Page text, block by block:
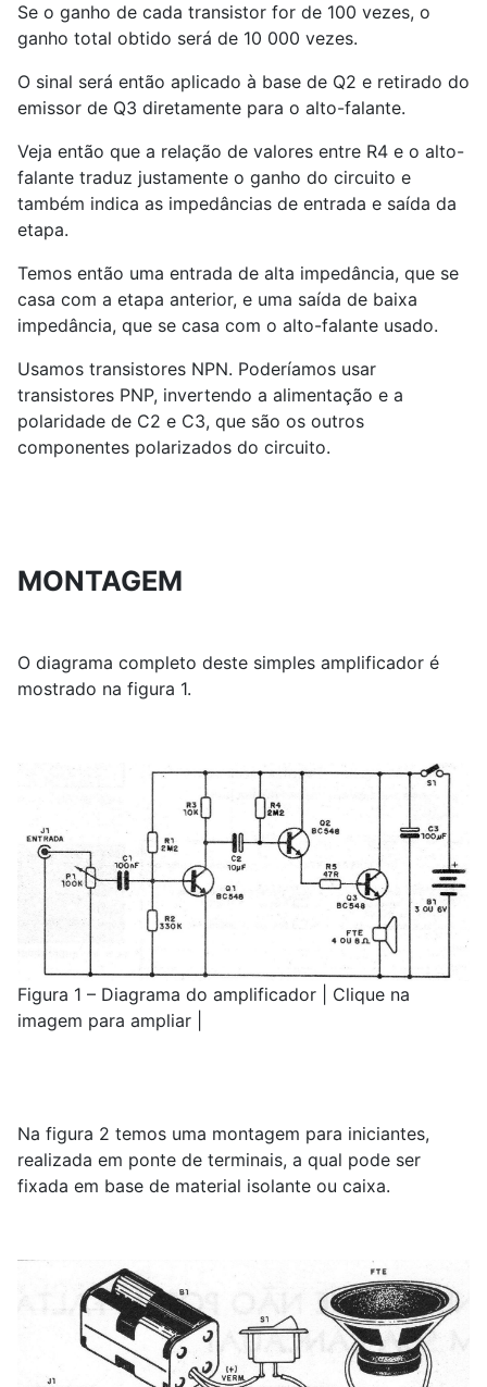
Se o ganho de cada transistor for de 100 vezes, o
ganho total obtido será de 10 000 vezes.
O sinal será então aplicado à base de Q2 e retirado do
emissor de Q3 diretamente para o alto-falante.
Veja então que a relação de valores entre R4 e o alto-
falante traduz justamente o ganho do circuito e
também indica as impedâncias de entrada e saída da
etapa.
Temos então uma entrada de alta impedância, que se
casa com a etapa anterior, e uma saída de baixa
impedância, que se casa com o alto-falante usado.
Usamos transistores NPN. Poderíamos usar
transistores PNP, invertendo a alimentação e a
polaridade de C2 e C3, que são os outros
componentes polarizados do circuito.
MONTAGEM
O diagrama completo deste simples amplificador é
mostrado na figura 1.
Figura 1 – Diagrama do amplificador | Clique na
imagem para ampliar |
Na figura 2 temos uma montagem para iniciantes,
realizada em ponte de terminais, a qual pode ser
fixada em base de material isolante ou caixa.